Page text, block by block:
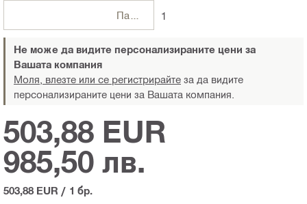
1
Не може да видите персонализираните цени за
Вашата компания
Моля, влезте или се регистрирайте за да видите
персонализираните цени за Вашата компания.
503,88 EUR
985,50 лв.
503,88 EUR / 1 бр.